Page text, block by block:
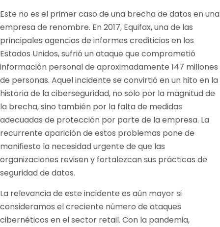
Este no es el primer caso de una brecha de datos en una
empresa de renombre. En 2017, Equifax, una de las
principales agencias de informes crediticios en los
Estados Unidos, sufrió un ataque que comprometió
información personal de aproximadamente 147 millones
de personas. Aquel incidente se convirtió en un hito en la
historia de la ciberseguridad, no solo por la magnitud de
la brecha, sino también por la falta de medidas
adecuadas de protección por parte de la empresa. La
recurrente aparición de estos problemas pone de
manifiesto la necesidad urgente de que las
organizaciones revisen y fortalezcan sus prácticas de
seguridad de datos.
La relevancia de este incidente es aún mayor si
consideramos el creciente número de ataques
cibernéticos en el sector retail. Con la pandemia,